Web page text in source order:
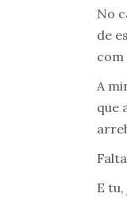
No
de
com
A
que
E